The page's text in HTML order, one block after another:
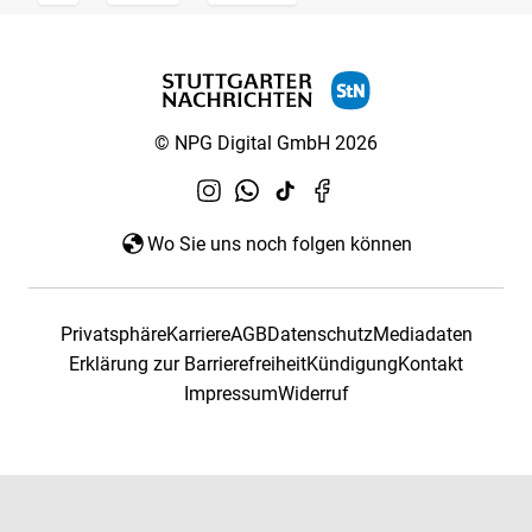
© NPG Digital GmbH 2026
Wo Sie uns noch folgen können
PrivatsphäreKarriereAGBDatenschutzMediadaten
Erklärung zur BarrierefreiheitKündigungKontakt
ImpressumWiderruf